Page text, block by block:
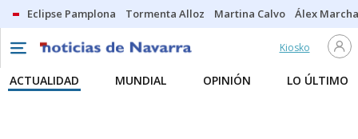
Eclipse Pamplona Tormenta Alloz Martina Calvo Álex
Kiosko
ACTUALIDAD MUNDIAL OPINIÓN LO ÚLTIMO